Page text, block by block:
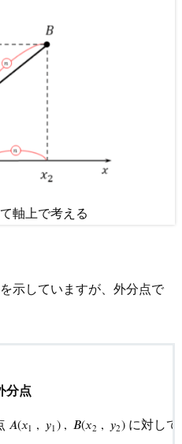
軸上で考える
示していますが、外分点で
分点
𝐴(𝑥1 , 𝑦1) , 𝐵(𝑥2 , 𝑦2)に対して